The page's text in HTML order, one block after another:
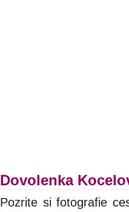
Dovolenka
Pozrite si fotografie